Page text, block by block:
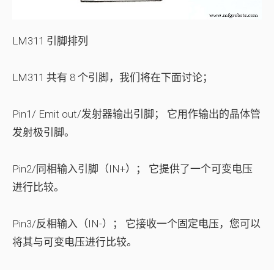
LM311 引脚排列
LM311 共有 8 个引脚，我们将在下面讨论；
Pin1/ Emit out/发射器输出引脚；
它用作输出的晶体管
发射极引脚。
Pin2/同相输入引脚（IN+）；
它提供了一个可变电压
进行比较。
Pin3/反相输入（IN-）；
它接收一个固定电压，您可以
将其与可变电压进行比较。